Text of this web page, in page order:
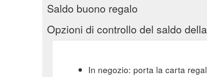
Saldo buono regalo
Opzioni di controllo del saldo
In negozio: porta la carta